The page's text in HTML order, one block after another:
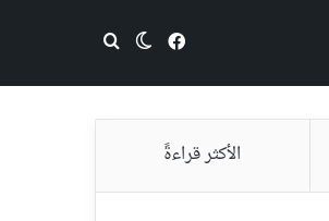
فيسبوكالوضع المظلم
بحث عن
الأكثر قراءةً